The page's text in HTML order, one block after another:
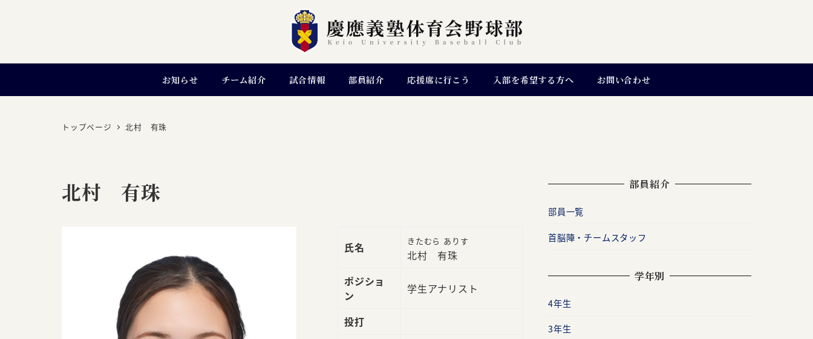
お知らせ チーム紹介 試合情報 部員紹介 応援席に行こう 入部を希望する方へ お問い合わせ
トップページ 北村 有珠
北村 有珠
氏名 きたむら ありす
北村 有珠
ポジショ
ン
学生アナリスト
投打
部員紹介
部員一覧
首脳陣・チームスタッフ
学年別
4年生
3年生